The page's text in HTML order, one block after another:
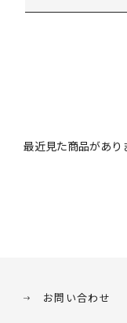
最近見た商品があり
お問い合わせ